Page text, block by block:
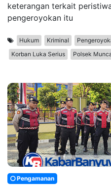
keterangan terkait
pengeroyokan itu
Hukum Kriminal
Korban Luka Serius
Polsek
Pengamanan